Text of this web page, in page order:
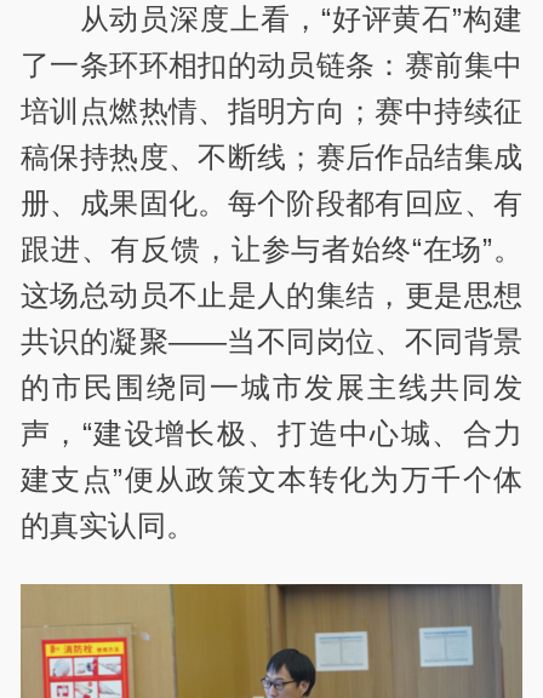
从动员深度上看，“好评黄石”构建
了一条环环相扣的动员链条：赛前集中
培训点燃热情、指明方向；赛中持续征
稿保持热度、不断线；赛后作品结集成
册、成果固化。每个阶段都有回应、有
跟进、有反馈，让参与者始终“在场”。
这场总动员不止是人的集结，更是思想
共识的凝聚——当不同岗位、不同背景
的市民围绕同一城市发展主线共同发
声，“建设增长极、打造中心城、合力
建支点”便从政策文本转化为万千个体
的真实认同。